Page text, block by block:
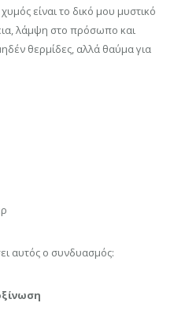
είναι το δικό μου μυστικό
λάμψη στο πρόσωπο και
θερμίδες, αλλά θαύμα για
αυτός ο συνδυασμός: